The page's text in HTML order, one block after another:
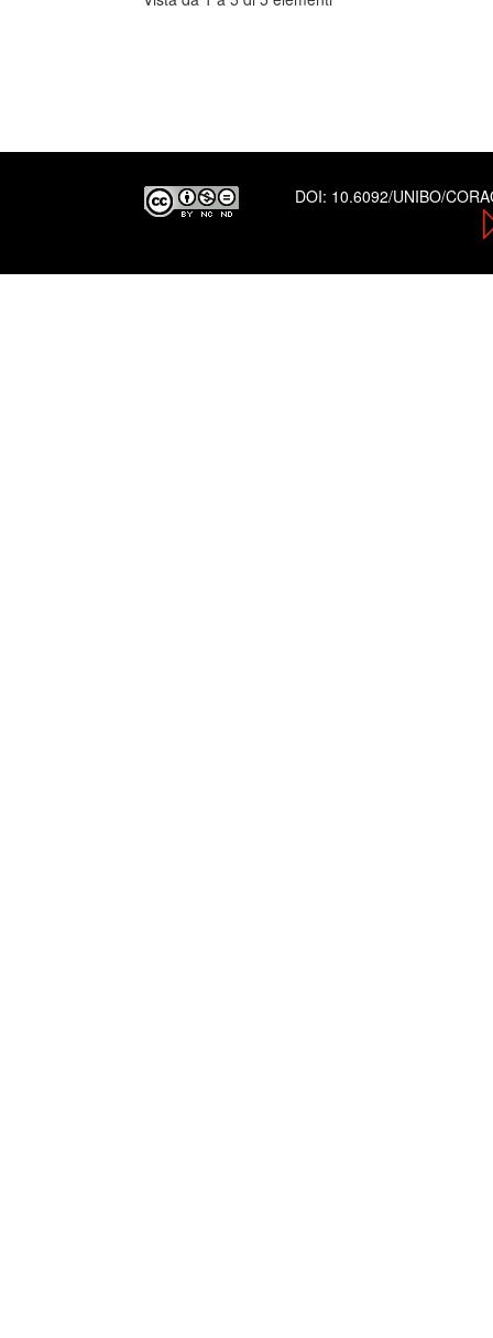
DOI: 10.6092/UNIBO/